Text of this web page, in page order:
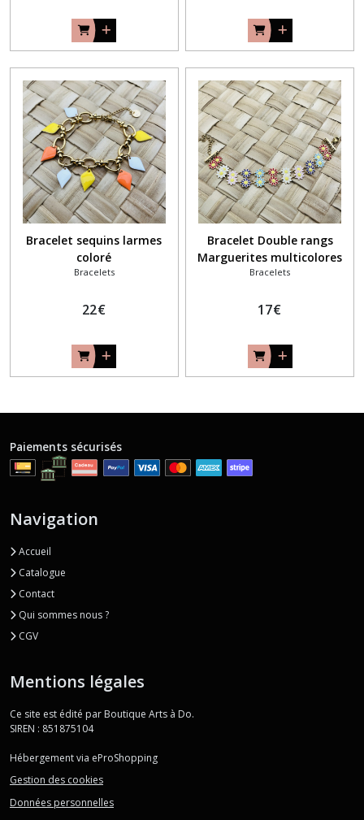
Bracelet sequins larmes
coloré
Bracelets
22€
Bracelet Double rangs
Marguerites multicolores
doré
Bracelets
17€
Paiements sécurisés
Navigation
Accueil
Catalogue
Contact
Qui sommes nous ?
CGV
Mentions légales
Ce site est édité par Boutique Arts à Do.
SIREN : 851875104
Hébergement via eProShopping
Gestion des cookies
Données personnelles